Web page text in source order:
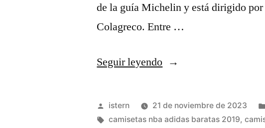
de la guía Michelin y está dirigido
Colagreco. Entre …
Seguir leyendo«camiseta
nba»
Publicado
por
istern 21 de noviembre de 2023
Etiquetas:
camisetas nba adidas baratas 2019,